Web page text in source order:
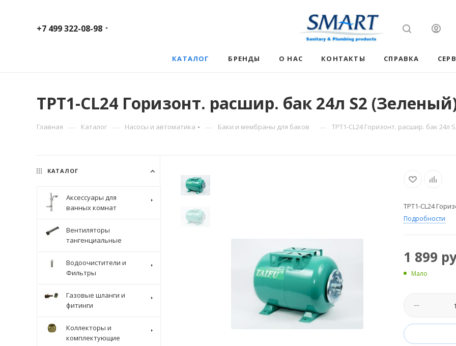
+7 499 322-08-98
КАТАЛОГ БРЕНДЫ О НАС КОНТАКТЫ СПРАВКА
TPT1-CL24 Горизонт. расшир. бак 24л S2
Главная — Каталог — Насосы и автоматика — Баки и мембраны для баков — TPT1-CL24 Горизонт. расшир. бак 24л
TPT1-CL24
Подробности
1 899
Мало
КАТАЛОГ
Аксессуары для
ванных комнат
Вентиляторы
тангенциальные
Водоочистители и
Фильтры
Газовые шланги и
фитинги
Коллекторы и
комплектующие